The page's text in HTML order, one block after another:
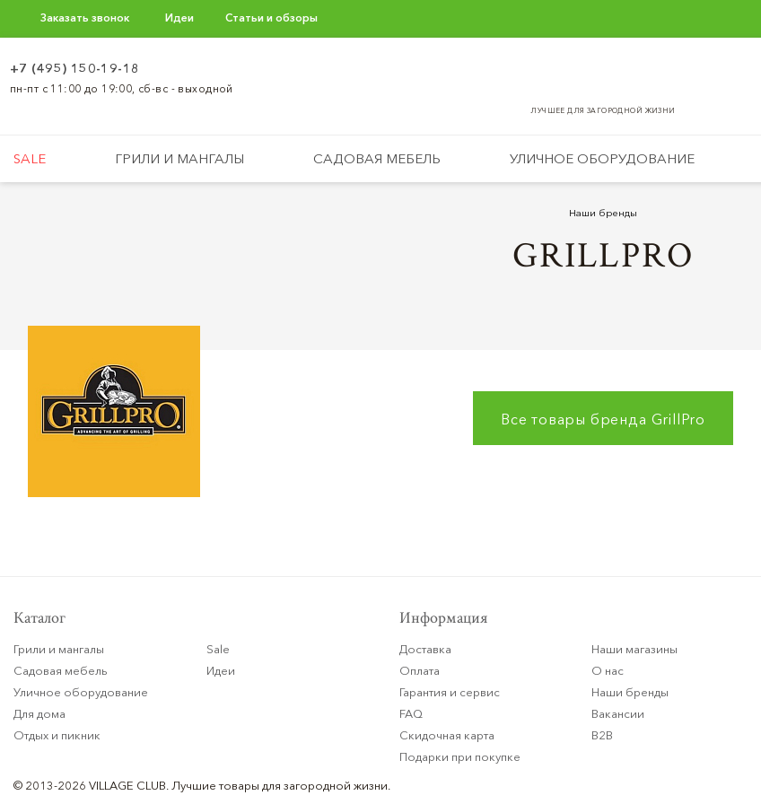
Заказать звонок Идеи Статьи и обзоры
ЛУЧШЕЕ ДЛЯ ЗАГОРОДНОЙ ЖИЗНИ
+7 (495) 150-19-18
пн-пт с 11:00 до 19:00, сб-вс - выходной
SALE ГРИЛИ И МАНГАЛЫ САДОВАЯ МЕБЕЛЬ УЛИЧНОЕ ОБОРУДОВАНИЕ
Наши бренды
GRILLPRO
Все товары бренда GrillPro
Каталог
Грили и мангалы
Садовая мебель
Уличное оборудование
Для дома
Отдых и пикник
Sale
Идеи
Информация
Доставка
Оплата
Гарантия и сервис
FAQ
Скидочная карта
Подарки при покупке
Наши магазины
О нас
Наши бренды
Вакансии
B2B
© 2013-2026 VILLAGE CLUB. Лучшие товары для загородной жизни.